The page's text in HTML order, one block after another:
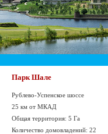
Парк Шале
Рублево-Успенское шоссе
25 км от МКАД
Общая территория: 5 Га
Количество домовладений: 22